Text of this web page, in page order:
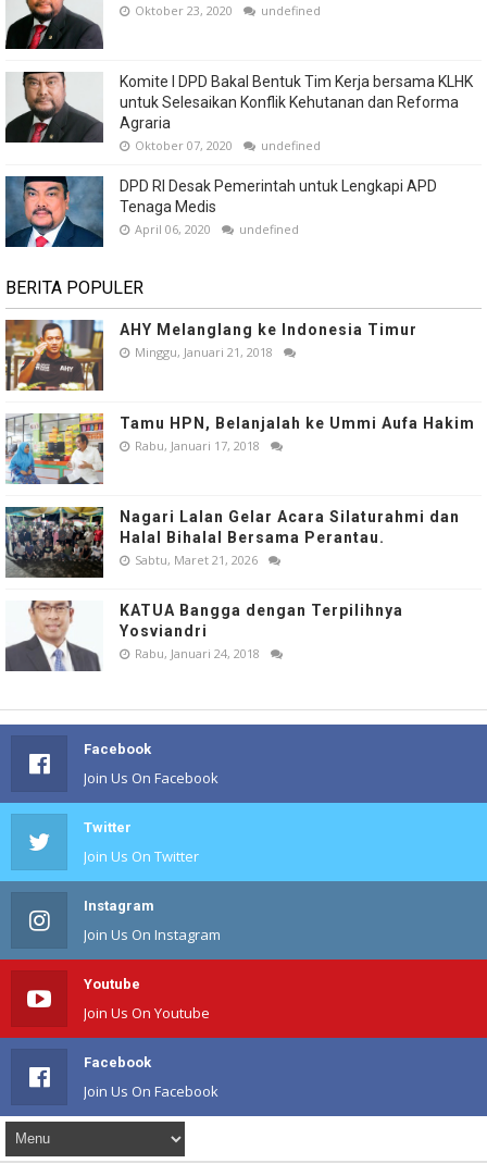
Oktober 23, 2020 undefined
Komite I DPD Bakal Bentuk Tim Kerja bersama KLHK
untuk Selesaikan Konflik Kehutanan dan Reforma
Agraria
Oktober 07, 2020 undefined
DPD RI Desak Pemerintah untuk Lengkapi APD
Tenaga Medis
April 06, 2020 undefined
BERITA POPULER
AHY Melanglang ke Indonesia Timur
Minggu, Januari 21, 2018
Tamu HPN, Belanjalah ke Ummi Aufa Hakim
Rabu, Januari 17, 2018
Nagari Lalan Gelar Acara Silaturahmi dan
Halal Bihalal Bersama Perantau.
Sabtu, Maret 21, 2026
KATUA Bangga dengan Terpilihnya
Yosviandri
Rabu, Januari 24, 2018
Facebook
Join Us On Facebook
Twitter
Join Us On Twitter
Instagram
Join Us On Instagram
Youtube
Join Us On Youtube
Facebook
Join Us On Facebook